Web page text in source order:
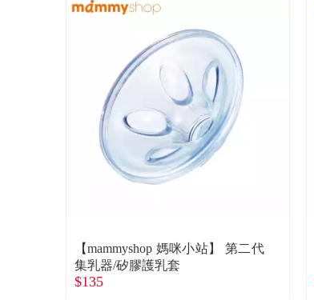
【mammyshop 媽咪小站】 第二代
集乳器/矽膠護乳套
$135